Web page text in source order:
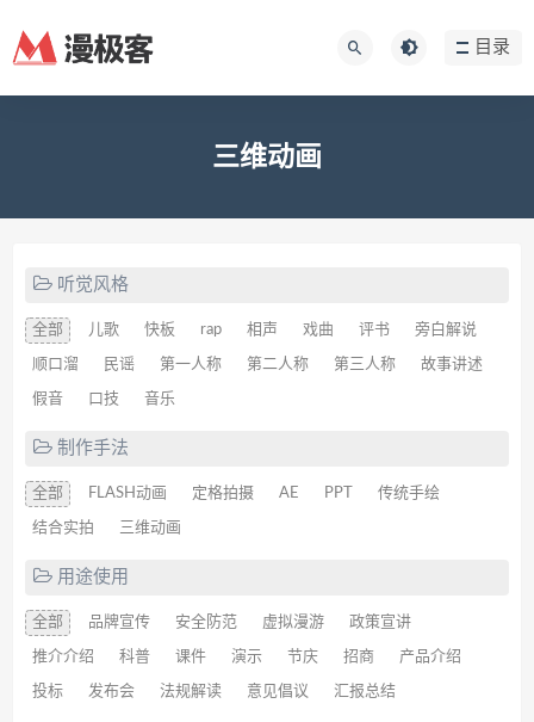
目录
三维动画
听觉风格
全部 儿歌 快板 rap 相声 戏曲 评书 旁白解说
顺口溜 民谣 第一人称 第二人称 第三人称 故事讲述
假音 口技 音乐
制作手法
全部 FLASH动画 定格拍摄 AE PPT 传统手绘
结合实拍 三维动画
用途使用
全部 品牌宣传 安全防范 虚拟漫游 政策宣讲
推介介绍 科普 课件 演示 节庆 招商 产品介绍
投标 发布会 法规解读 意见倡议 汇报总结